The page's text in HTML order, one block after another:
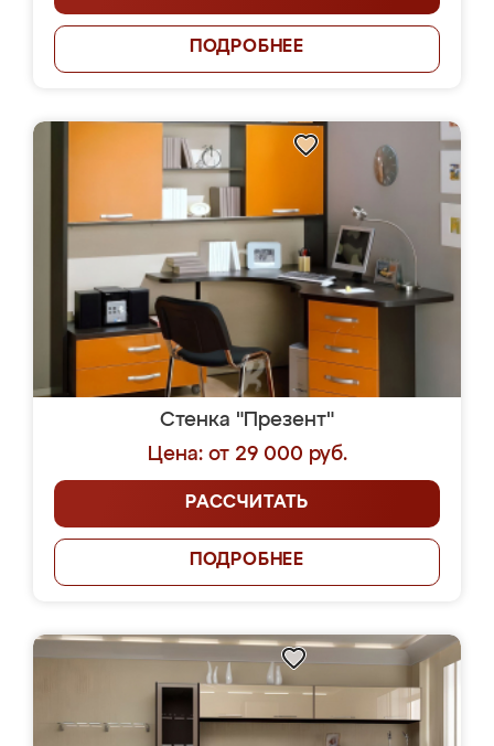
ПОДРОБНЕЕ
Стенка "Презент"
Цена: от 29 000 руб.
РАССЧИТАТЬ
ПОДРОБНЕЕ